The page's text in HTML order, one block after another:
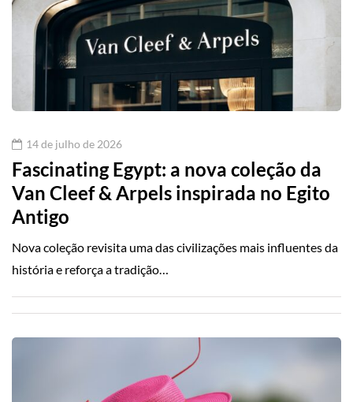
14 de julho de 2026
Fascinating Egypt: a nova coleção da
Van Cleef & Arpels inspirada no Egito
Antigo
Nova coleção revisita uma das civilizações mais influentes da
história e reforça a tradição…